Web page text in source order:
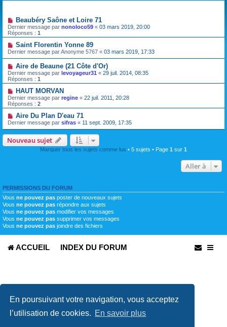
En poursuivant votre navigation, vous acceptez
l’utilisation de cookies. En savoir plus
Beaubéry Saône et Loire 71
Dernier message par nonoloco59 « 03 mars 2019, 20:00
Réponses : 1
Saint Florentin Yonne 89
Dernier message parAnonyme 5767 « 03 mars 2019, 17:33
Aire de Beaune (21 Côte d'Or)
Dernier message par levoyageur31 « 29 juil. 2014, 08:35
Réponses : 1
HAUT MORVAN
Dernier message par regine « 22 juil. 2011, 20:28
Réponses : 2
Aire Du Plan D'eau 71
Dernier message par sifras « 11 sept. 2009, 17:35
Nouveau sujet
Marquer tous les sujets comme lus • 5 sujets • Page 1 sur 1
Aller à
PERMISSIONS DU FORUM
Vous ne pouvez pas poster de nouveaux sujets
Vous ne pouvez pas répondre aux sujets
Vous ne pouvez pas modifier vos messages
Vous ne pouvez pas supprimer vos messages
Vous ne pouvez pas joindre des fichiers
ACCUEIL INDEX DU FORUM